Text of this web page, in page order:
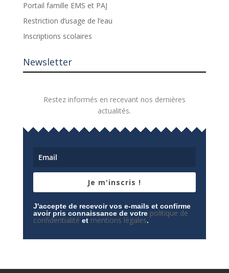
Portail famille EMS et PAJ
Restriction d’usage de l’eau
Inscriptions scolaires
Newsletter
Restez informés en recevant nos dernières
actualités.
Je m'inscris !
J'accepte de recevoir vos e-mails et confirme
avoir pris connaissance de votre politique de
confidentialité et mentions légales.